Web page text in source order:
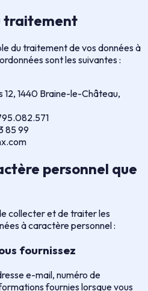
traitement
du traitement de vos données à
sont les suivantes :
12, 1440 Braine-le-Château,
85 99
personnel que
collecter et de traiter les
à caractère personnel :
fournissez
e-mail, numéro de
fournies lorsque vous